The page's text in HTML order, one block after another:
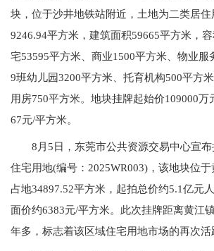
块，位于沙井地铁站附近，土地为二类居住
9246.94平方米，建筑面积59665平方米，
宅53595平方米、商业1500平方米、物业服
9班幼儿园3200平方米、托育机构500平方
用房750平方米。地块挂牌起始价109000万
67元/平方米。
8月5日，东莞市公共资源交易中心宣布
住宅用地(编号：2025WR003)，该地块位于
占地34897.52平方米，起拍总价约5.1亿元
面价约6383元/平方米。此次挂牌距离黄江
年多，标志着该区域住宅用地市场的再次活